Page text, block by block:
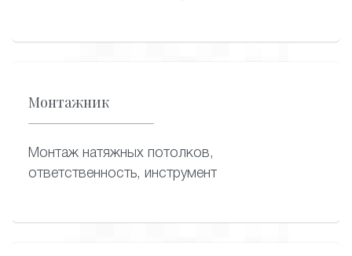
Монтажник
Монтаж натяжных потолков,
ответственность, инструмент